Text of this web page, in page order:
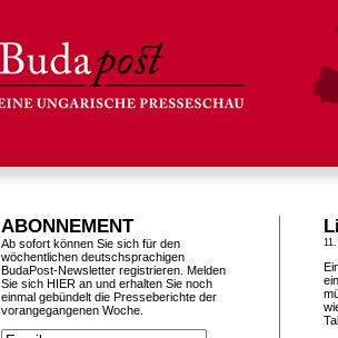
ABONNEMENT
Ab sofort können Sie sich für den
wöchentlichen deutschsprachigen
BudaPost-Newsletter registrieren. Melden
Sie sich HIER an und erhalten Sie noch
einmal gebündelt die Presseberichte der
vorangegangenen Woche.